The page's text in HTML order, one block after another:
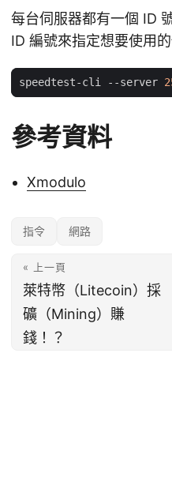
每台伺服器都有一個 ID
ID 編號來指定想要使用的
speedtest-cli --server
參考資料
Xmodulo
指令 網路
« 上一頁
萊特幣（Litecoin）採
礦（Mining）賺
錢！？